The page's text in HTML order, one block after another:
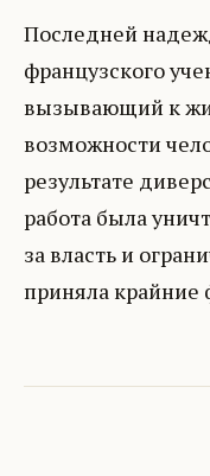
Последней
французского
вызывающий к
возможности
результате
работа была
за власть и
приняла